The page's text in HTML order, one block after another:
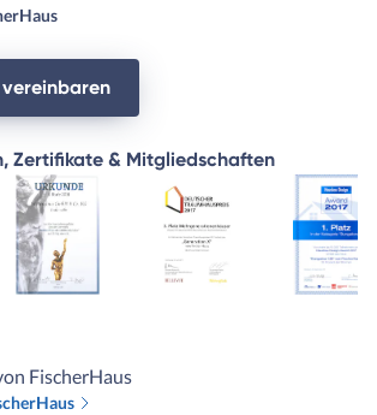
Zertifikate & Mitgliedschaften
FischerHaus